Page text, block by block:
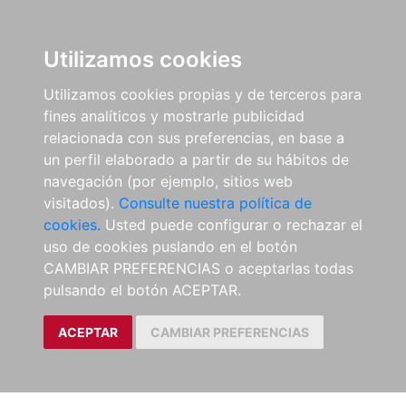
Utilizamos cookies
Utilizamos cookies propias y de terceros para
fines analíticos y mostrarle publicidad
relacionada con sus preferencias, en base a
un perfil elaborado a partir de su hábitos de
navegación (por ejemplo, sitios web
visitados). Consulte nuestra política de
cookies. Usted puede configurar o rechazar el
uso de cookies puslando en el botón
CAMBIAR PREFERENCIAS o aceptarlas todas
pulsando el botón ACEPTAR.
ACEPTAR CAMBIAR PREFERENCIAS